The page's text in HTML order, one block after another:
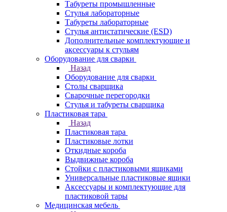
Табуреты промышленные
Стулья лабораторные
Табуреты лабораторные
Стулья антистатические (ESD)
Дополнительные комплектующие и
аксессуары к стульям
Оборудование для сварки
Назад
Оборудование для сварки
Столы сварщика
Сварочные перегородки
Стулья и табуреты сварщика
Пластиковая тара
Назад
Пластиковая тара
Пластиковые лотки
Откидные короба
Выдвижные короба
Стойки с пластиковыми ящиками
Универсальные пластиковые ящики
Аксессуары и комплектующие для
пластиковой тары
Медицинская мебель